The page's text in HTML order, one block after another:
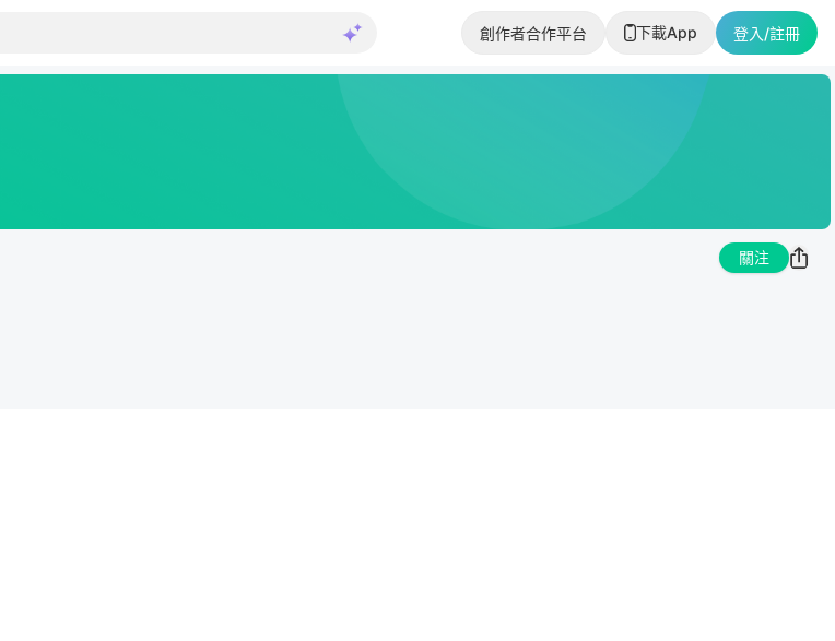
創作者合作平台 下載App 登入/註冊
關注